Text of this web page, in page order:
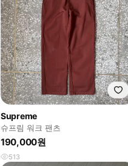
Supreme
슈프림 워크 팬츠
190,000원
513